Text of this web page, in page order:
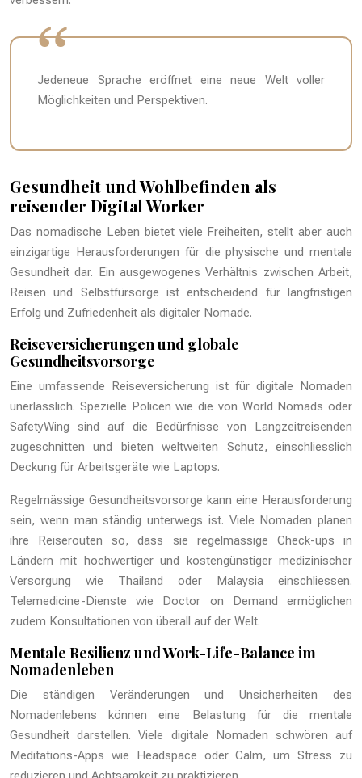
Jedeneue Sprache eröffnet eine neue Welt voller
Möglichkeiten und Perspektiven.
Gesundheit und Wohlbefinden als
reisender Digital Worker
Das nomadische Leben bietet viele Freiheiten, stellt aber auch
einzigartige Herausforderungen für die physische und mentale
Gesundheit dar. Ein ausgewogenes Verhältnis zwischen Arbeit,
Reisen und Selbstfürsorge ist entscheidend für langfristigen
Erfolg und Zufriedenheit als digitaler Nomade.
Reiseversicherungen und globale
Gesundheitsvorsorge
Eine umfassende Reiseversicherung ist für digitale Nomaden
unerlässlich. Spezielle Policen wie die von World Nomads oder
SafetyWing sind auf die Bedürfnisse von Langzeitreisenden
zugeschnitten und bieten weltweiten Schutz, einschliesslich
Deckung für Arbeitsgeräte wie Laptops.
Regelmässige Gesundheitsvorsorge kann eine Herausforderung
sein, wenn man ständig unterwegs ist. Viele Nomaden planen
ihre Reiserouten so, dass sie regelmässige Check-ups in
Ländern mit hochwertiger und kostengünstiger medizinischer
Versorgung wie Thailand oder Malaysia einschliessen.
Telemedicine-Dienste wie Doctor on Demand ermöglichen
zudem Konsultationen von überall auf der Welt.
Mentale Resilienz und Work-Life-Balance im
Nomadenleben
Die ständigen Veränderungen und Unsicherheiten des
Nomadenlebens können eine Belastung für die mentale
Gesundheit darstellen. Viele digitale Nomaden schwören auf
Meditations-Apps wie Headspace oder Calm, um Stress zu